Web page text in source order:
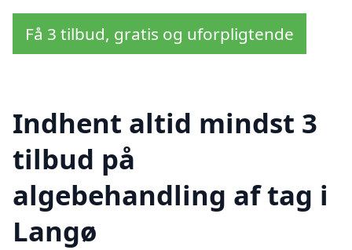
Få 3 tilbud, gratis og uforpligtende
Indhent altid mindst 3
tilbud på
algebehandling af tag i
Langø